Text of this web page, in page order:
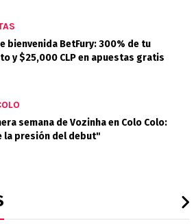
bienvenida BetFury: 300% de tu
y $25,000 CLP en apuestas gratis
semana de Vozinha en Colo Colo:
la presión del debut"